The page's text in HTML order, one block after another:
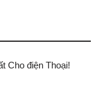
Cho điện Thoại!